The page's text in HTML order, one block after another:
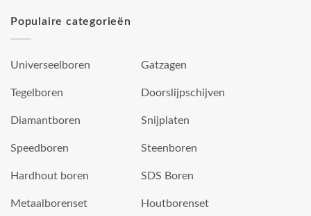
Populaire categorieën
Universeelboren
Tegelboren
Diamantboren
Speedboren
Hardhout boren
Metaalborenset
Gatzagen
Doorslijpschijven
Snijplaten
Steenboren
SDS Boren
Houtborenset